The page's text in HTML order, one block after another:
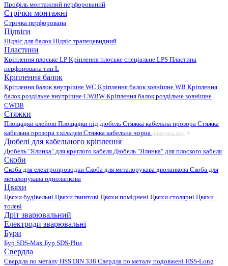
Профіль монтажний перфорований
Стрічки монтажні
Стрічка перфорована
Підвіси
Підвіс для балокПідвіс трапецевидний
Пластини
Кріплення плоське LP Кріплення плоське спеціальне LPS Пластина
перфорована тип L
Кріплення балок
Кріплення балок внутрішне WC Кріплення балок зовнішне WB Кріплення
балок роздільне внутрішне CWBW Кріплення балок роздільне зовнішне
CWDB
Стяжки
Площадки клейові Площадки під дюбель Стяжка кабельна прозора Стяжка
кабельна прозора з кільцем Стяжка кабельна чорна дивитись все
Дюбелі для кабельного кріплення
Дюбель "Ялинка" для круглого кабеля Дюбель "Ялинка" для плоского кабеля
Скоби
Скоба для електропроводки Скоба для металорукава дволапкова Скоба для
металорукава однолапкова
Цвяхи
Цвяхи будівельні Цвяхи гвинтові Цвяхи поміднені Цвяхи столярні Цвяхи
толеві
Дріт зварювальний
Електроди зварювальні
Бури
Бур SDS-Max Бур SDS-Plus
Свердла
Свердла по металу HSS DIN 338 Свердла по металу подовжені HSS-Long